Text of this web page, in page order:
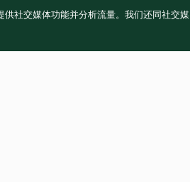
社交媒体功能并分析流量。我们还同社交媒